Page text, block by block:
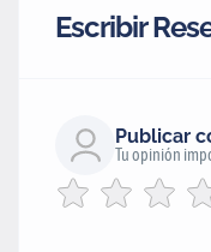
Escribir
Publicar
Tu opinión